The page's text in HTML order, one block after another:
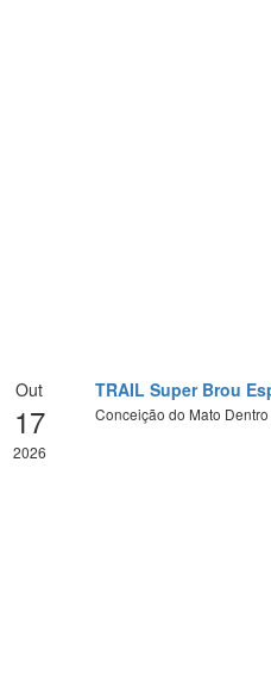
Out
17
2026
TRAIL Super Brou
Conceição do Mato Dentro